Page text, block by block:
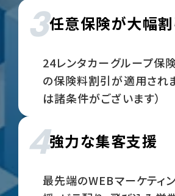
3任意保険が大幅
24レンタカーグループ保
の保険料割引が適用され
は諸条件がございます）
4強力な集客支援
最先端のWEBマーケティ